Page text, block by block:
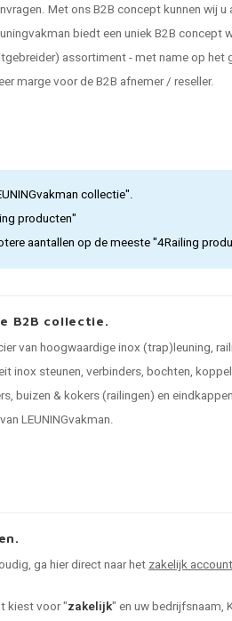
Met ons B2B concept kunnen wij
biedt een uniek B2B concept
assortiment - met name op het
marge voor de B2B afnemer / reseller.
collectie".
producten"
aantallen op de meeste "4Railing
B2B collectie.
van hoogwaardige inox (trap)leuning,
inox steunen, verbinders, bochten,
buizen & kokers (railingen) en
LEUNINGvakman.
ga hier direct naar hetzakelijk
kiest voor "zakelijk" en uw bedrijfsnaam,